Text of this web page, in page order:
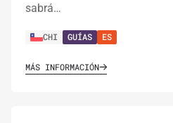
sabrá…
CHI GUÍAS ES
MÁS INFORMACIÓN